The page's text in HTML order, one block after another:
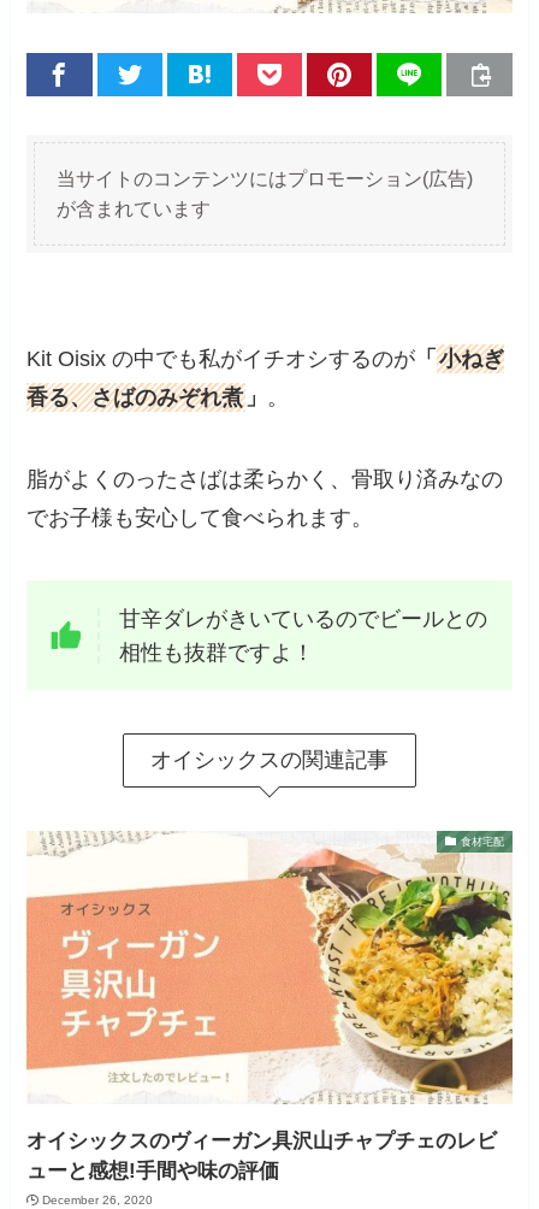
当サイトのコンテンツにはプロモーション(広告)
が含まれています
Kit Oisix の中でも私がイチオシするのが 「小ねぎ
香る、さばのみぞれ煮 」 。
脂がよくのったさばは柔らかく、骨取り済みなの
でお子様も安心して食べられます。
甘辛ダレがきいているのでビールとの
相性も抜群ですよ！
オイシックスの関連記事
食材宅配
オイシックスのヴィーガン具沢山チャプチェのレビ
ューと感想!手間や味の評価
December 26, 2020